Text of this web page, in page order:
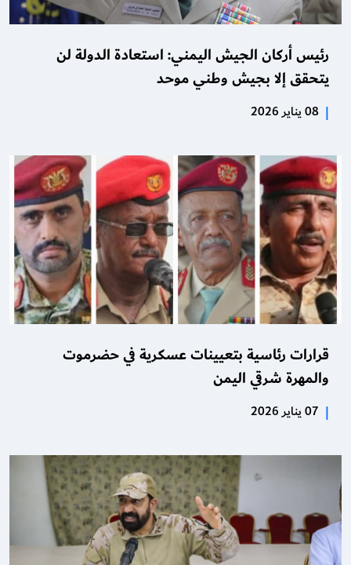
رئيس أركان الجيش اليمني: استعادة الدولة لن
يتحقق إلا بجيش وطني موحد
| 08 يناير 2026
قرارات رئاسية بتعيينات عسكرية في حضرموت
والمهرة شرقي اليمن
| 07 يناير 2026